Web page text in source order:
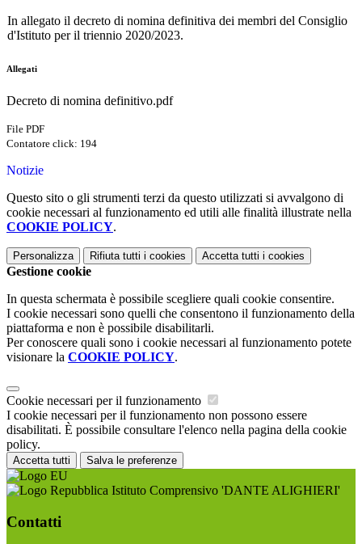
In allegato il decreto di nomina definitiva dei membri del Consiglio
d'Istituto per il triennio 2020/2023.
Allegati
Decreto di nomina definitivo.pdf
File PDF
Contatore click: 194
Notizie
Questo sito o gli strumenti terzi da questo utilizzati si avvalgono di
cookie necessari al funzionamento ed utili alle finalità illustrate nella
COOKIE POLICY.
Personalizza Rifiuta tutti i cookies Accetta tutti i cookies
Gestione cookie
In questa schermata è possibile scegliere quali cookie consentire.
I cookie necessari sono quelli che consentono il funzionamento della
piattaforma e non è possibile disabilitarli.
Per conoscere quali sono i cookie necessari al funzionamento potete
visionare la COOKIE POLICY.
Cookie necessari per il funzionamento
I cookie necessari per il funzionamento non possono essere
disabilitati. È possibile consultare l'elenco nella pagina della cookie
policy.
Accetta tutti Salva le preferenze
Istituto Comprensivo 'DANTE ALIGHIERI'
Contatti